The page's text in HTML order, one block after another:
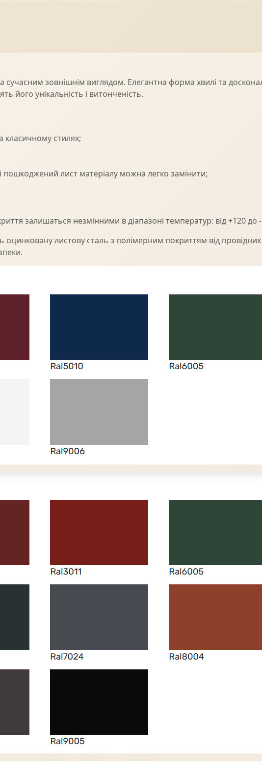
зовнішнім виглядом. Елегантна форма хвилі та
його унікальність і витонченість.
класичному стилях;
пошкоджений лист матеріалу можна легко замінити;
залишаться незмінними в діапазоні температур: від +120 до -
листову сталь з полімерним покриттям від